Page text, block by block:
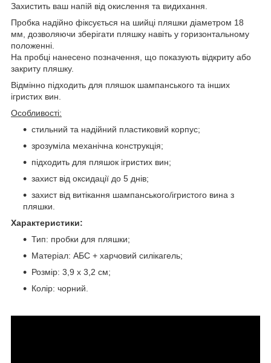
Захистить ваш напій від окислення та видихання.
Пробка надійно фіксується на шийці пляшки діаметром 18
мм, дозволяючи зберігати пляшку навіть у горизонтальному
положенні.
На пробці нанесено позначення, що показують відкриту або
закриту пляшку.
Відмінно підходить для пляшок шампанського та інших
ігристих вин.
Особливості:
стильний та надійний пластиковий корпус;
зрозуміла механічна конструкція;
підходить для пляшок ігристих вин;
захист від оксидації до 5 днів;
захист від витікання шампанського/ігристого вина з
пляшки.
Характеристики:
Тип: пробки для пляшки;
Матеріал: АБС + харчовий силікагель;
Розмір: 3,9 x 3,2 см;
Колір: чорний.